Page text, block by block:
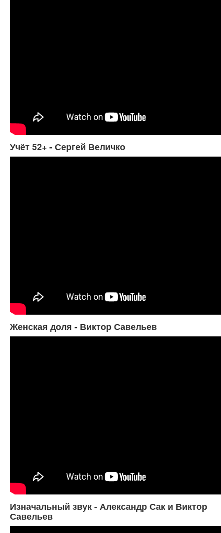
Учёт 52+ - Сергей Величко
Женская доля - Виктор Савельев
Изначальный звук - Александр Сак и Виктор
Савельев